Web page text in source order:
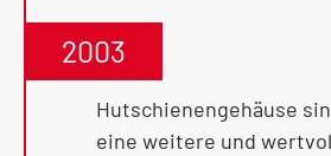
2003
Hutschienengehäuse
eine weitere und